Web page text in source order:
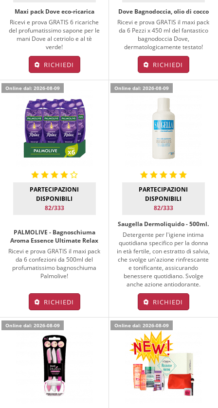
Maxi pack Dove eco-ricarica
Ricevi e prova GRATIS 6 ricariche
del profumatissimo sapone per le
mani Dove al cetriolo e al tè
verde!
RICHIEDI
Dove Bagnodoccia, olio di cocco
Ricevi e prova GRATIS il maxi pack
da 6 Pezzi x 450 ml del fantastico
bagnodoccia Dove,
dermatologicamente testato!
RICHIEDI
Online dal: 2026-08-09
PARTECIPAZIONI
DISPONIBILI
82/333
PALMOLIVE - Bagnoschiuma
Aroma Essence Ultimate Relax
Ricevi e prova GRATIS il maxi pack
da 6 confezioni da 500ml del
profumatissimo bagnoschiuma
Palmolive!
RICHIEDI
Online dal: 2026-08-09
PARTECIPAZIONI
DISPONIBILI
82/333
Saugella Dermoliquido - 500ml.
Detergente per l'igiene intima
quotidiana specifico per la donna
in età fertile, con estratto di salvia,
che svolge un'azione rinfrescante
e tonificante, assicurando
benessere quotidiano. Svolge
anche azione antiodorante.
RICHIEDI
Online dal: 2026-08-09 Online dal: 2026-08-09